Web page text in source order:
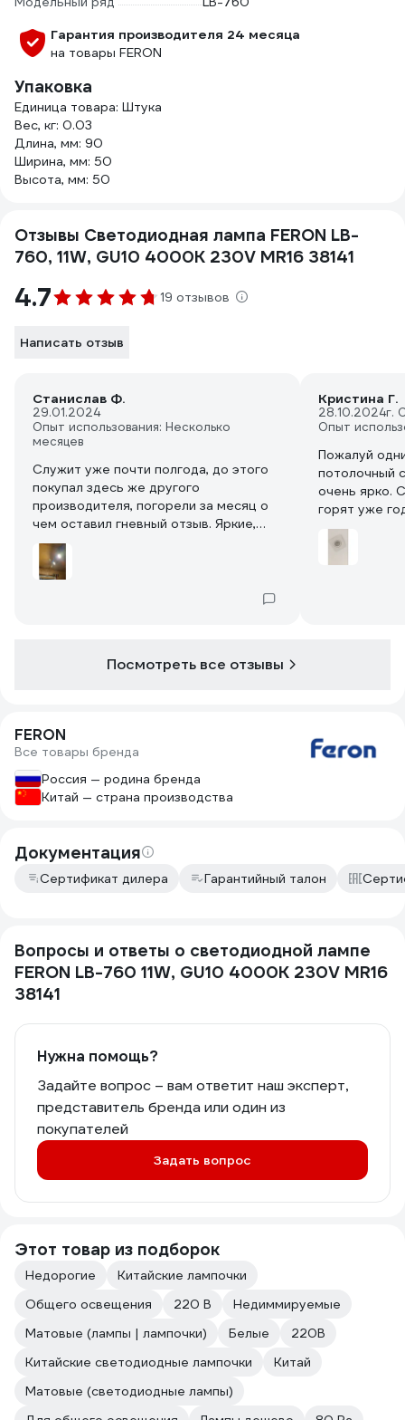
Гарантия производителя 24 месяца
на товары FERON
Упаковка
Единица товара: Штука
Вес, кг: 0.03
Длина, мм: 90
Ширина, мм: 50
Высота, мм: 50
Отзывы Светодиодная лампа FERON LB-
760, 11W, GU10 4000K 230V MR16 38141
4.7 19 отзывов
Написать отзыв
Станислав Ф.
29.01.2024
Опыт использования: Несколько
месяцев
Служит уже почти полгода, до этого
покупал здесь же другого
производителя, погорели за месяц о
чем оставил гневный отзыв. Яркие,
теплый желтый свет, при получении
менеджер сказал что гарантия на них
год, так что если перегорят-понесу
Кристина Г.
28.10.2024г.
Опыт
Пожалуй
потолочный
очень ярко.
горят уже
Посмотреть все отзывы
FERON
Все товары бренда
Россия — родина бренда
Китай — страна производства
Документация
Сертификат дилера Гарантийный талон
Вопросы и ответы о светодиодной лампе
FERON LB-760 11W, GU10 4000K 230V MR16
38141
Нужна помощь?
Задайте вопрос – вам ответит наш эксперт,
представитель бренда или один из
покупателей
Задать вопрос
Этот товар из подборок
Недорогие
Китайские лампочки
Общего освещения
220 В
Недиммируемые
Матовые (лампы | лампочки)
Белые
220В
Китайские светодиодные лампочки
Китай
Матовые (светодиодные лампы)